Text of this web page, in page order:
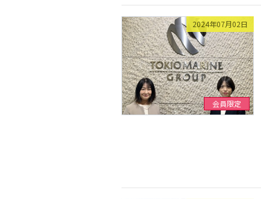
2024年07月02日
会員限定